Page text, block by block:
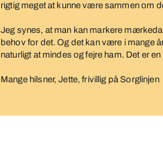
rigtig meget at kunne være sammen om
Jeg synes, at man kan markere
behov for det. Og det kan være i mange
naturligt at mindes og fejre ham. Det er
Mange hilsner, Jette, frivillig på Sorglinjen